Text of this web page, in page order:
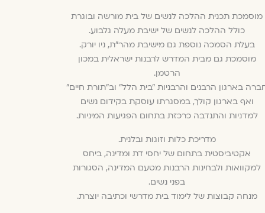
מוסמכת תכנית ההלכה לנשים של בית מורשה ובוגרת
כולל ההלכה לנשים של ישיבת מעלה גלבוע.
בעלת הסמכה נוספת גם מישיבת מהר״ת, ניו יורק.
מוסמכת גם מבית המדרש לרבנות ישראלית במכון
הרטמן.
בארגון הרבנים והרבניות ״בית הלל״ וב״תורת חיים״
ואף בארגון קולך, במסגרתו עוסקת בקידום נשים
למדניות והתנדבה כרכזת בתחום הפגיעות המיניות.
מדריכת כלות וזוגות ובלנית.
אקטיביסטית בתחום של יחסי דת ומדינה, ביחס
למקוואות ולבחינות הרבנות מטעם המדינה, הסגורות
בפני נשים.
מנחה קבוצות של לימוד בית מדרשי וכתיבה יוצרת.